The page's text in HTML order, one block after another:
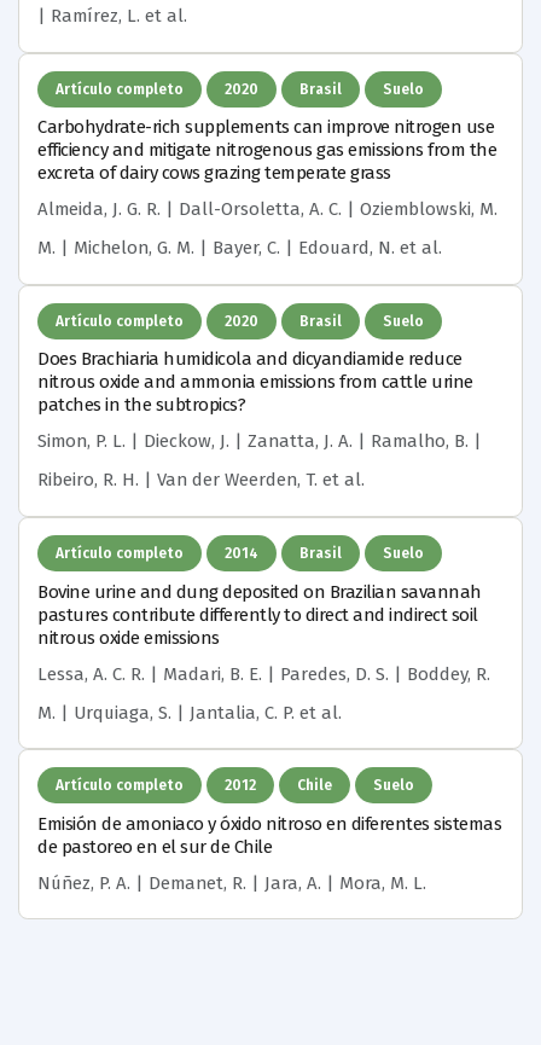
| Ramírez, L. et al.
Artículo completo 2020 Brasil Suelo
Carbohydrate-rich supplements can improve nitrogen use
efficiency and mitigate nitrogenous gas emissions from the
excreta of dairy cows grazing temperate grass
Almeida, J. G. R. | Dall-Orsoletta, A. C. | Oziemblowski, M.
M. | Michelon, G. M. | Bayer, C. | Edouard, N. et al.
Artículo completo 2020 Brasil Suelo
Does Brachiaria humidicola and dicyandiamide reduce
nitrous oxide and ammonia emissions from cattle urine
patches in the subtropics?
Simon, P. L. | Dieckow, J. | Zanatta, J. A. | Ramalho, B. |
Ribeiro, R. H. | Van der Weerden, T. et al.
Artículo completo 2014 Brasil Suelo
Bovine urine and dung deposited on Brazilian savannah
pastures contribute differently to direct and indirect soil
nitrous oxide emissions
Lessa, A. C. R. | Madari, B. E. | Paredes, D. S. | Boddey, R.
M. | Urquiaga, S. | Jantalia, C. P. et al.
Artículo completo 2012 Chile Suelo
Emisión de amoniaco y óxido nitroso en diferentes sistemas
de pastoreo en el sur de Chile
Núñez, P. A. | Demanet, R. | Jara, A. | Mora, M. L.